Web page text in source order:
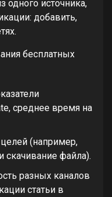
одного источника,
добавить,
бесплатных
среднее время на
(например,
скачивание файла).
разных каналов
статьи в